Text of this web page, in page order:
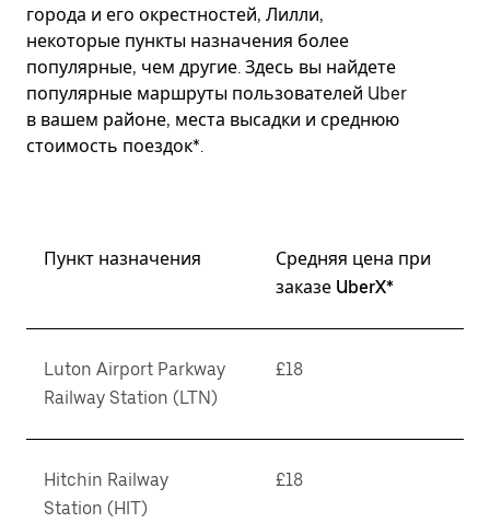
города и его окрестностей, Лилли,
некоторые пункты назначения более
популярные, чем другие. Здесь вы найдете
популярные маршруты пользователей Uber
в вашем районе, места высадки и среднюю
стоимость поездок*.
Пункт назначения
Средняя цена при
заказе UberX*
Luton Airport Parkway
Railway Station (LTN)
£18
Hitchin Railway
Station (HIT)
£18